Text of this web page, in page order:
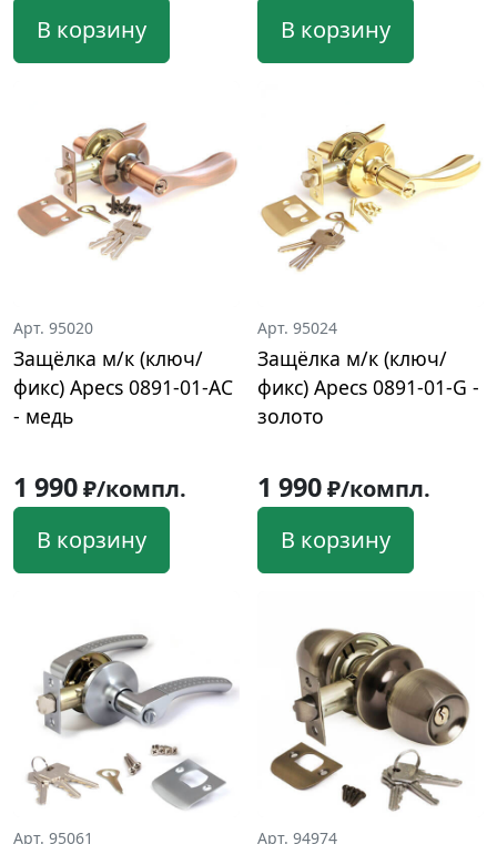
В корзину
В корзину
Арт. 95020
Защёлка м/к (ключ/
фикс) Apecs 0891-01-AC
- медь
1 990₽/компл.
В корзину
Арт. 95024
Защёлка м/к (ключ/
фикс) Apecs 0891-01-G -
золото
1 990₽/компл.
В корзину
Арт. 95061 Арт. 94974